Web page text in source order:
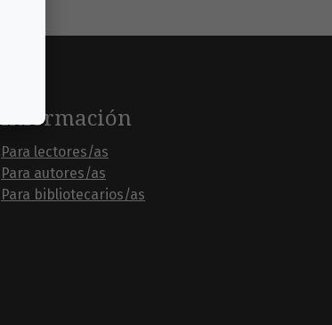
Información
Para lectores/as
Para autores/as
Para bibliotecarios/as